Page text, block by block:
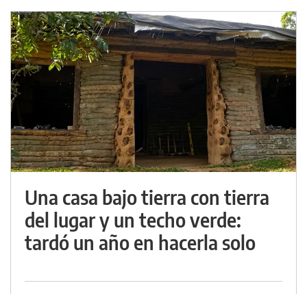
Una casa bajo tierra con tierra
del lugar y un techo verde:
tardó un año en hacerla solo